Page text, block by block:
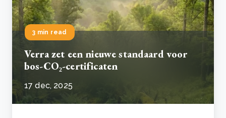
3 min read
Verra zet een nieuwe standaard voor
bos-CO₂-certificaten
17 dec, 2025